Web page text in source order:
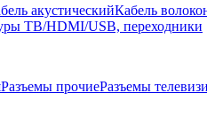
акустическийКабель
ТВ/HDMI/USB, переходники
Разъемы прочиеРазъемы